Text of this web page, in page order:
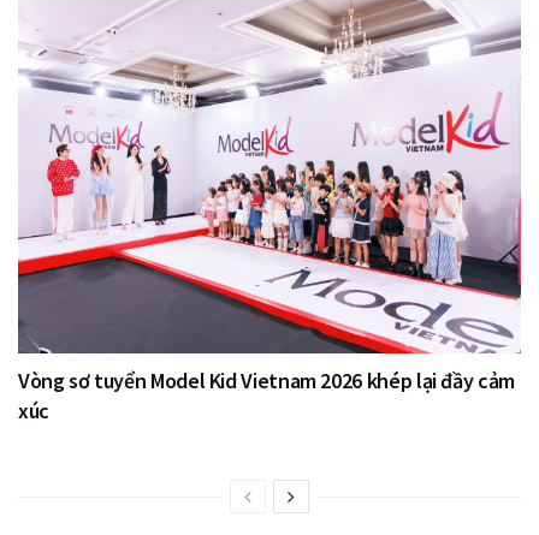
Vòng sơ tuyển Model Kid Vietnam 2026 khép lại đầy cảm
xúc